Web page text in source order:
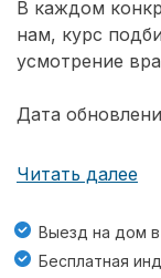
В каждом
нам, курс
усмотрение
Дата
Читать далее
Выезд на дом
Бесплатная